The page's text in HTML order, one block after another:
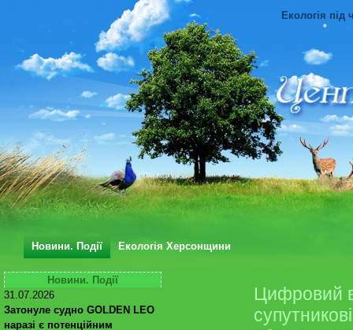
Екологія під
Новини. Події Екологія Херсонщини
Новини. Події
31.07.2026
Затонуле судно GOLDEN LEO
наразі є потенційним
Цифровий